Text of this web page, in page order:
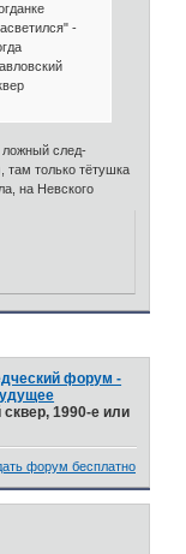
-
ложный след-
там только тётушка
на Невского
форум -
1990-е или
форум бесплатно